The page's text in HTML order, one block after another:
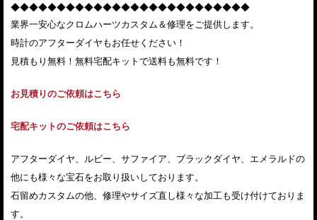
◆◆◆◆◆◆◆◆◆◆◆◆◆◆◆◆◆◆◆◆◆◆◆◆◆◆
業界一安心なクロムハーツカスタム＆修理をご提供します。
時計のアフターダイヤもお任せください！
見積もり無料！無料宅配キットで送料も無料です！
お見積りのご依頼はこちら
宅配キットのご依頼はこちら
アフターダイヤ、ルビー、サファイア、ブラックダイヤ、エメラルドの
他にも様々な宝石をお取り扱いしております。
石留めカスタムの他、修理やサイズ直し様々な加工も受け付けておりま
す。